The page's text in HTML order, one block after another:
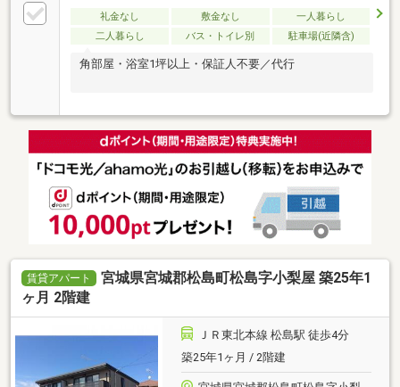
礼金なし 敷金なし
一人暮らし
二人暮らし
バス・トイレ別 駐車場(近隣含)
角部屋・浴室1坪以上・保証人不要／代行
賃貸アパート
宮城県宮城郡松島町松島字小梨屋 築25年1
ヶ月 2階建
ＪＲ東北本線 松島駅 徒歩4分
築25年1ヶ月 / 2階建